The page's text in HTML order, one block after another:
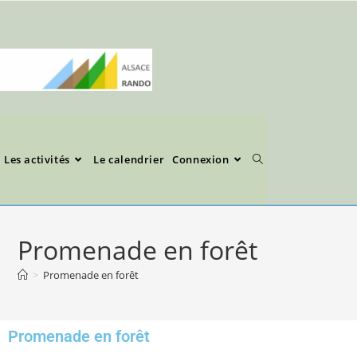
Les activités Le calendrier Connexion
Promenade en forêt
> Promenade en forêt
Promenade en forêt